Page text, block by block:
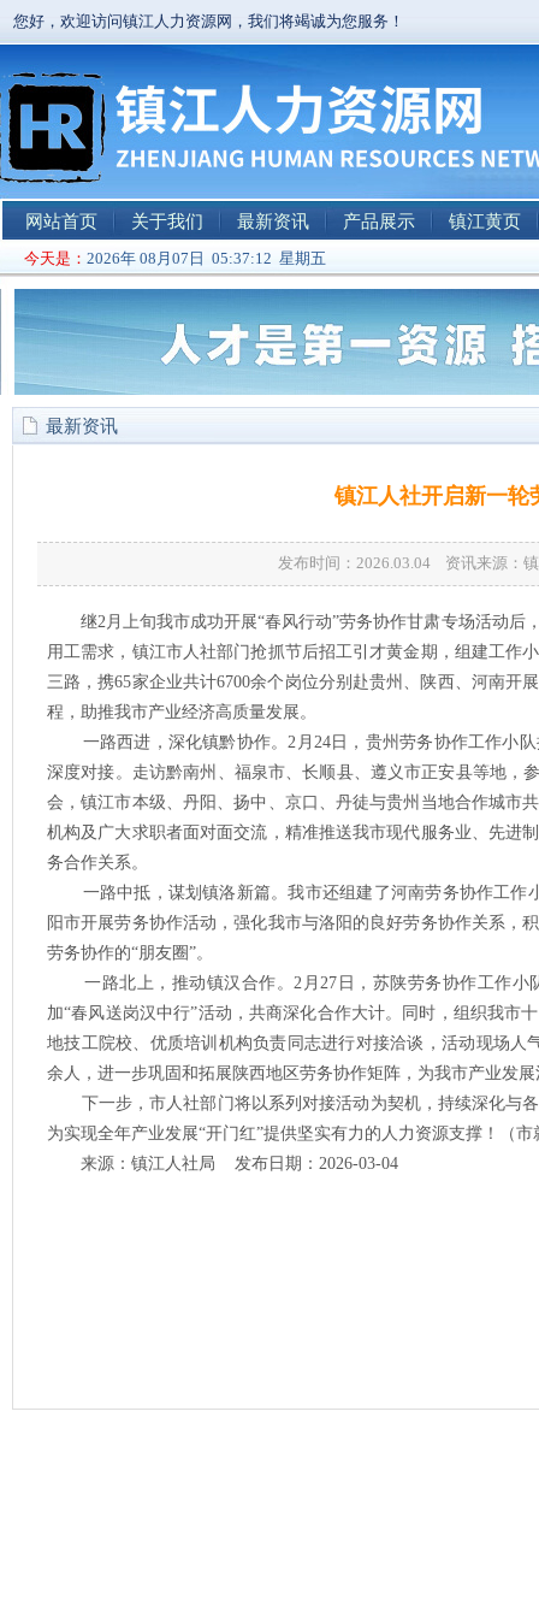
您好，欢迎访问镇江人力资源网，我们将竭诚为您服务！
网站首页 关于我们 最新资讯 产品展示 镇江黄页
今天是： 2026年 08月07日 05:37:12 星期五
最新资讯
镇江人社开启新一轮
发布时间：2026.03.04 资讯来源：
继2月上旬我市成功开展“春风行动”劳务协作甘肃专场活动后
用工需求，镇江市人社部门抢抓节后招工引才黄金期，组建工作
三路，携65家企业共计6700余个岗位分别赴贵州、陕西、河南开
程，助推我市产业经济高质量发展。
一路西进，深化镇黔协作。2月24日，贵州劳务协作工作小队
深度对接。走访黔南州、福泉市、长顺县、遵义市正安县等地，
会，镇江市本级、丹阳、扬中、京口、丹徒与贵州当地合作城市
机构及广大求职者面对面交流，精准推送我市现代服务业、先进
务合作关系。
一路中抵，谋划镇洛新篇。我市还组建了河南劳务协作工作
阳市开展劳务协作活动，强化我市与洛阳的良好劳务协作关系，
劳务协作的“朋友圈”。
一路北上，推动镇汉合作。2月27日，苏陕劳务协作工作小
加“春风送岗汉中行”活动，共商深化合作大计。同时，组织我市
地技工院校、优质培训机构负责同志进行对接洽谈，活动现场人
余人，进一步巩固和拓展陕西地区劳务协作矩阵，为我市产业发展
下一步，市人社部门将以系列对接活动为契机，持续深化与
为实现全年产业发展“开门红”提供坚实有力的人力资源支撑！（市
来源：镇江人社局 发布日期：2026-03-04